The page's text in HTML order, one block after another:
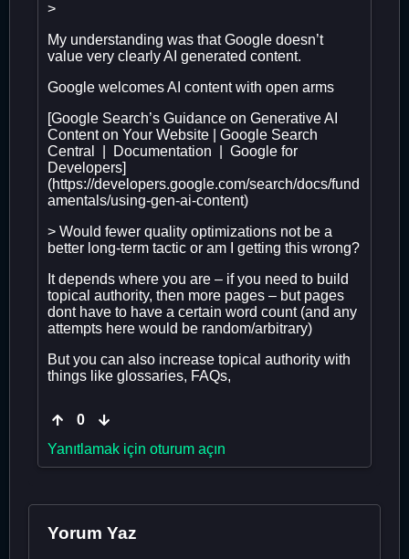
>
My understanding was that Google doesn’t
value very clearly AI generated content.
Google welcomes AI content with open arms
[Google Search’s Guidance on Generative AI
Content on Your Website | Google Search
Central | Documentation | Google for
Developers]
(https://developers.google.com/search/docs/fund
amentals/using-gen-ai-content)
> Would fewer quality optimizations not be a
better long-term tactic or am I getting this wrong?
It depends where you are – if you need to build
topical authority, then more pages – but pages
dont have to have a certain word count (and any
attempts here would be random/arbitrary)
But you can also increase topical authority with
things like glossaries, FAQs,
0
Yanıtlamak için oturum açın
Yorum Yaz